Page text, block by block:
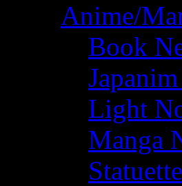
Anime/
Book
Light
Manga